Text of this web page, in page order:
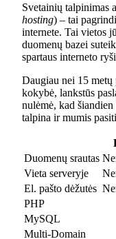
Svetainių talpinimas
hosting) – tai
internete. Tai vietos
duomenų bazei
spartaus interneto
Daugiau nei 15
kokybė, lankstūs
nulėmė, kad šiandien
talpina ir mumis
Duomenų srautas
Vieta serveryje
El. pašto dėžutės
PHP
MySQL
Multi-Domain